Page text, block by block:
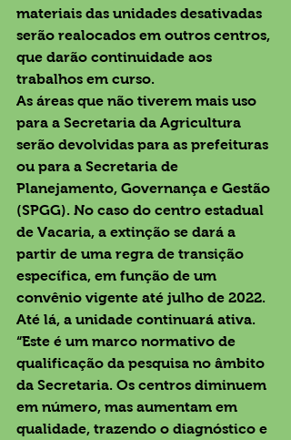
materiais das unidades desativadas
serão realocados em outros centros,
que darão continuidade aos
trabalhos em curso.
As áreas que não tiverem mais uso
para a Secretaria da Agricultura
serão devolvidas para as prefeituras
ou para a Secretaria de
Planejamento, Governança e Gestão
(SPGG). No caso do centro estadual
de Vacaria, a extinção se dará a
partir de uma regra de transição
específica, em função de um
convênio vigente até julho de 2022.
Até lá, a unidade continuará ativa.
“Este é um marco normativo de
qualificação da pesquisa no âmbito
da Secretaria. Os centros diminuem
em número, mas aumentam em
qualidade, trazendo o diagnóstico e